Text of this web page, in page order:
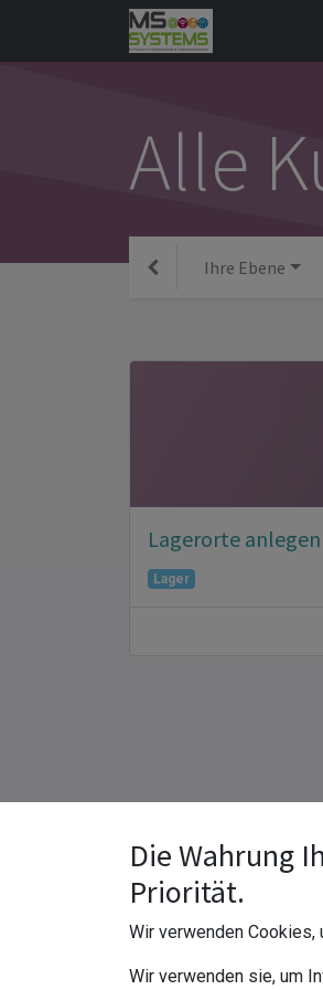
Alle
Ihre Ebene
Lagerorte anlegen
Lager
Die Wahrung
Priorität.
Wir verwenden
Wir verwenden sie, um